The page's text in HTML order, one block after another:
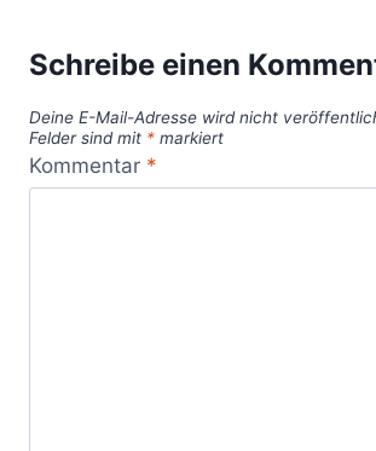
Schreibe einen
Deine E-Mail-Adresse wird nicht
Felder sind mit * markiert
Kommentar *